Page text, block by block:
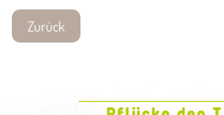
Zurück